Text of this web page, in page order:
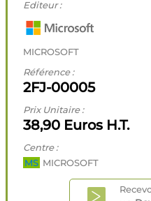
Editeur :
MICROSOFT
Référence :
2FJ-00005
Prix Unitaire :
38,90 Euros H.T.
Centre :
MS MICROSOFT